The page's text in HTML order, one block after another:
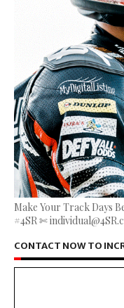
Make Your Track Days
#4SR ✄
CONTACT NOW TO